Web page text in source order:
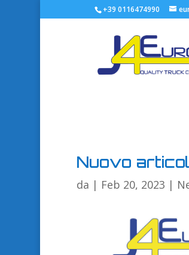
+39 0116474990
Nuovo
da | Feb 20, 2023 |